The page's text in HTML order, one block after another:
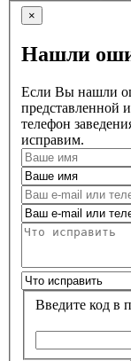
×
Нашли
Если Вы нашли
представленной
телефон
исправим.
Введите код в